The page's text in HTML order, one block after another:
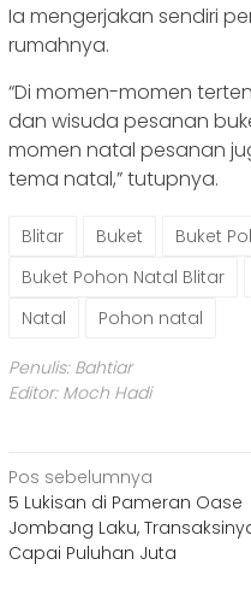
Ia mengerjakan sendiri
rumahnya.
“Di momen-momen
dan wisuda pesanan
momen natal pesanan
tema natal,” tutupnya.
Blitar Buket
Buket
Buket Pohon Natal Blitar
Natal
Pohon natal
Penulis: Bahtiar
Editor: Moch Hadi
Navigasi
pos
Pos sebelumnya
5 Lukisan di Pameran Oase
Jombang Laku,
Capai Puluhan Juta